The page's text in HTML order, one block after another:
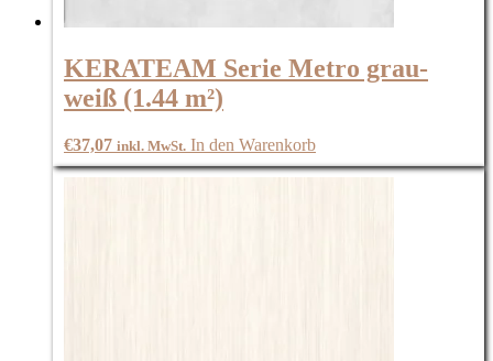
KERATEAM Serie Metro grau-
weiß (1.44 m²)
€37,07 inkl. MwSt. In den Warenkorb